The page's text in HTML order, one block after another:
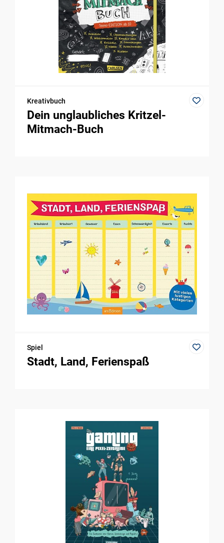
Kreativbuch
Dein unglaubliches Kritzel-
Mitmach-Buch
Spiel
Stadt, Land, Ferienspaß